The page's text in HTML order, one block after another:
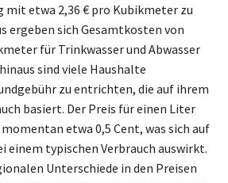
mit etwa 2,36 € pro Kubikmeter zu
ergeben sich Gesamtkosten von
für Trinkwasser und Abwasser
sind viele Haushalte
zu entrichten, die auf ihrem
basiert. Der Preis für einen Liter
etwa 0,5 Cent, was sich auf
einem typischen Verbrauch auswirkt.
Unterschiede in den Preisen